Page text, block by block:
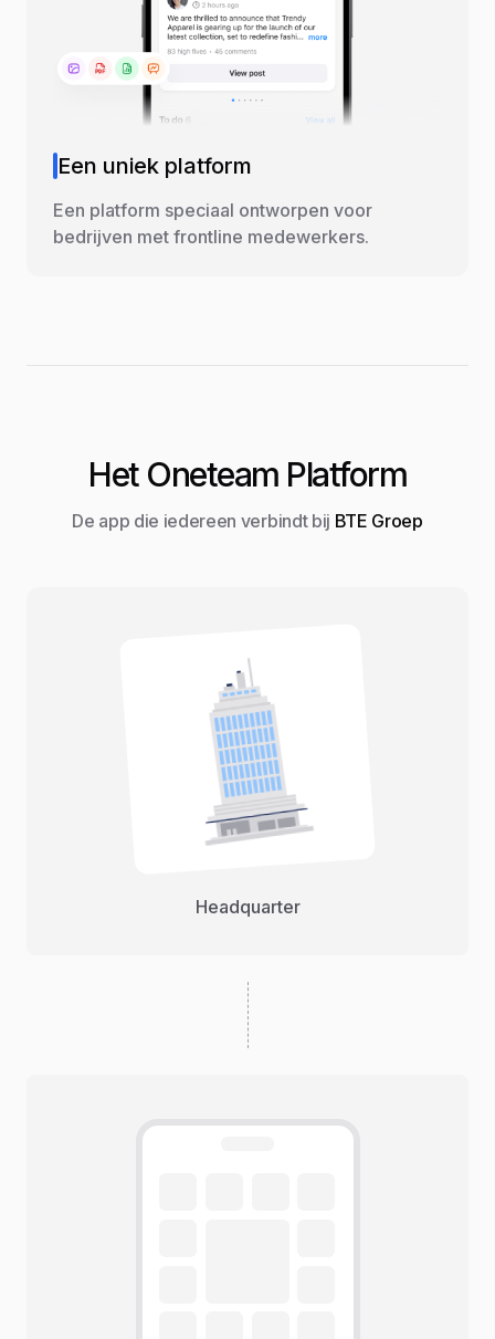
Een uniek platform
Een platform speciaal ontworpen voor
bedrijven met frontline medewerkers.
Het Oneteam Platform
De app die iedereen verbindt bij BTE Groep
Headquarter